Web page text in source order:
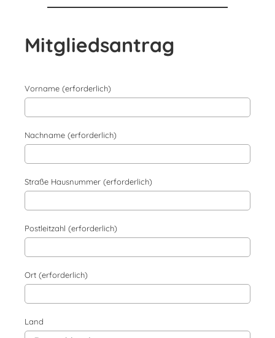
Mitgliedsantrag
Vorname (erforderlich)
Nachname (erforderlich)
Straße Hausnummer (erforderlich)
Postleitzahl (erforderlich)
Ort (erforderlich)
Land